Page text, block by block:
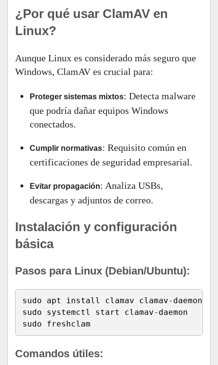
¿Por qué usar ClamAV en
Linux?
Aunque Linux es considerado más seguro que
Windows, ClamAV es crucial para:
Proteger sistemas mixtos: Detecta malware
que podría dañar equipos Windows
conectados.
Cumplir normativas: Requisito común en
certificaciones de seguridad empresarial.
Evitar propagación: Analiza USBs,
descargas y adjuntos de correo.
Instalación y configuración
básica
Pasos para Linux (Debian/Ubuntu):
sudo apt install clamav clamav-daemon
sudo systemctl start clamav-daemon
sudo freshclam                        #
Comandos útiles: